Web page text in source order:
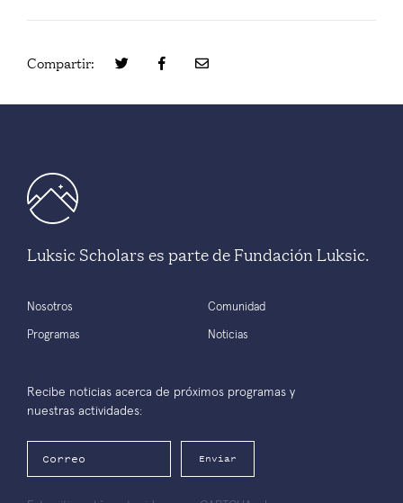
Compartir:
Luksic Scholars es parte de Fundación Luksic.
Nosotros
Programas
Comunidad
Noticias
Recibe noticias acerca de próximos programas y
nuestras actividades:
Enviar